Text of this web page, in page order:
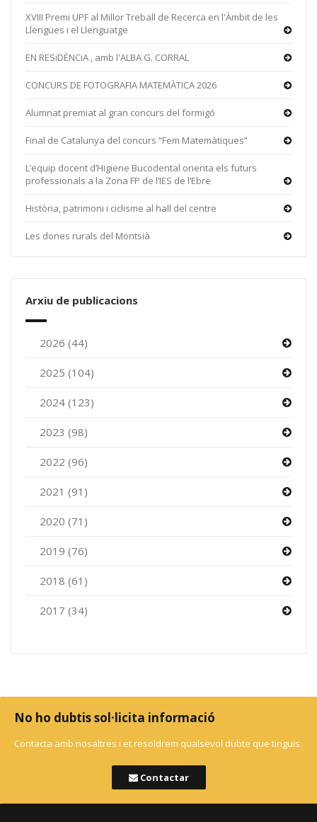
XVIII Premi UPF al Millor Treball de Recerca en l'Àmbit de les
Llengües i el Llenguatge
EN RESiDÈNCiA , amb l'ALBA G. CORRAL
CONCURS DE FOTOGRAFIA MATEMÀTICA 2026
Alumnat premiat al gran concurs del formigó
Final de Catalunya del concurs “Fem Matemàtiques”
L’equip docent d’Higiene Bucodental orienta els futurs
professionals a la Zona FP de l’IES de l’Ebre
Història, patrimoni i ciclisme al hall del centre
Les dones rurals del Montsià
Arxiu de publicacions
2026 (44)
2025 (104)
2024 (123)
2023 (98)
2022 (96)
2021 (91)
2020 (71)
2019 (76)
2018 (61)
2017 (34)
No ho dubtis sol·licita informació
Contacta amb nosaltres i et resoldrem qualsevol dubte que tinguis.
Contactar